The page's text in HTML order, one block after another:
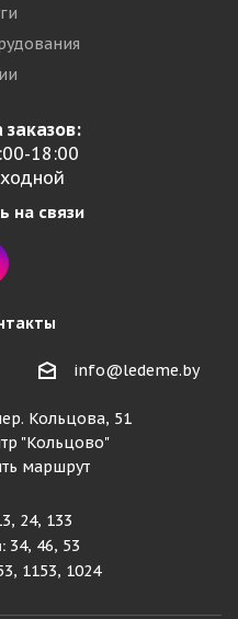
18:00
на связи
info@ledeme.by
Кольцова, 51
"Кольцово"
маршрут
24, 133
34, 46, 53
1153, 1024